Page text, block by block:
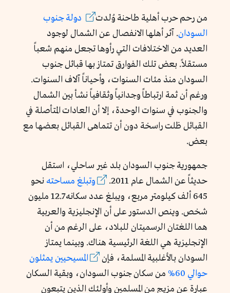
من رحم حرب أهلية طاحنة وُلدت
دولة جنوب
السودان. آثر أهلها الانفصال عن الشمال لوجود
العديد من الاختلافات التي رأوها تجعل منهم شعباً
مستقلاً. بعض تلك الفوارق تمتاز بها قبائل جنوب
السودان منذ مئات السنوات، وأحياناً آلاف السنوات.
ورغم أن ثمة ارتباطاً وجدانياً وثقافياً نشأ بين الشمال
والجنوب في سنوات الوحدة، إلا أن العادات المتأصلة في
القبائل ظلت راسخة دون أن تتماهى القبائل بعضها مع
بعض.
جمهورية جنوب السودان بلد غير ساحلي، استقل
حديثاً عن الشمال عام 2011.
وتبلغ مساحته نحو
645 ألف كيلومتر مربع، ويبلغ عدد سكانه 12.7 مليون
شخص. وينص الدستور على أن الإنجليزية والعربية
هما اللغتان الرسميتان للبلاد، على الرغم من أن
الإنجليزية هي اللغة الرئيسية هناك. وبينما يمتاز
السودان بالأغلبية المسلمة، فإن
المسيحيين يمثلون
حوالي 60%
من سكان جنوب السودان، وبقية السكان
عبارة عن مزيج من المسلمين وأولئك الذين يتبعون